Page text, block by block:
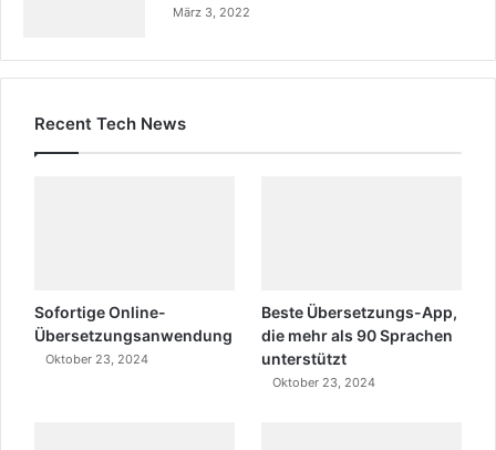
März 3, 2022
Recent Tech News
Sofortige Online-
Übersetzungsanwendung
Oktober 23, 2024
Beste Übersetzungs-App,
die mehr als 90 Sprachen
unterstützt
Oktober 23, 2024